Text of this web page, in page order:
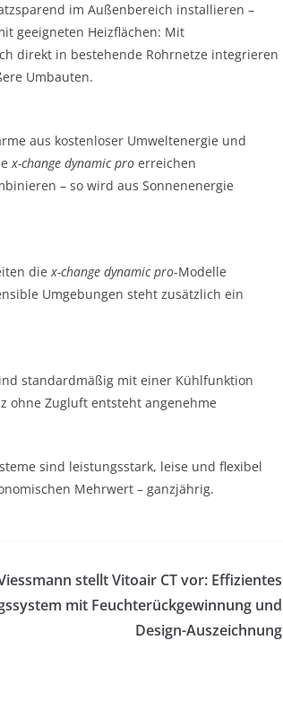
im Außenbereich installieren –
geeigneten Heizflächen: Mit
direkt in bestehende Rohrnetze integrieren
Umbauten.
aus kostenloser Umweltenergie und
x-change dynamic pro erreichen
– so wird aus Sonnenenergie
diex-change dynamic pro-Modelle
Umgebungen steht zusätzlich ein
standardmäßig mit einer Kühlfunktion
ohne Zugluft entsteht angenehme
sind leistungsstark, leise und flexibel
Mehrwert – ganzjährig.
stellt Vitoair CT vor: Effizientes
mit Feuchterückgewinnung und
Design-Auszeichnung